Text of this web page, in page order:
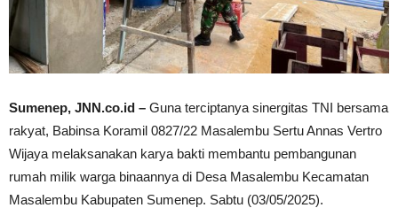
Sumenep, JNN.co.id – Guna terciptanya sinergitas TNI bersama
rakyat, Babinsa Koramil 0827/22 Masalembu Sertu Annas Vertro
Wijaya melaksanakan karya bakti membantu pembangunan
rumah milik warga binaannya di Desa Masalembu Kecamatan
Masalembu Kabupaten Sumenep. Sabtu (03/05/2025).